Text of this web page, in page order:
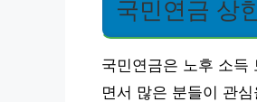
국민연금 상
국민연금은 노후 소득
면서 많은 분들이 관